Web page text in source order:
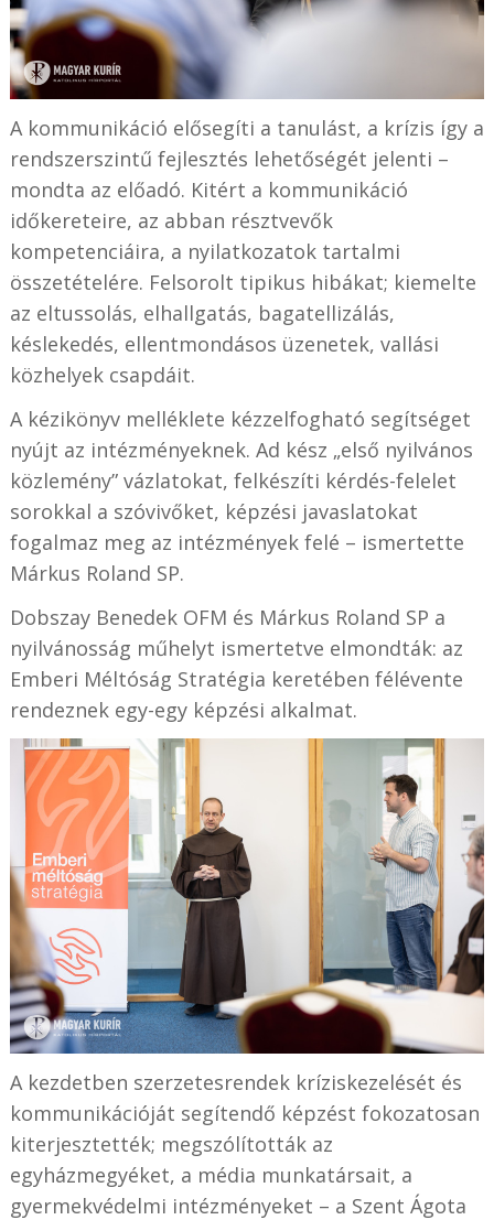
A kommunikáció elősegíti a tanulást, a krízis így a
rendszerszintű fejlesztés lehetőségét jelenti –
mondta az előadó. Kitért a kommunikáció
időkereteire, az abban résztvevők
kompetenciáira, a nyilatkozatok tartalmi
összetételére. Felsorolt tipikus hibákat; kiemelte
az eltussolás, elhallgatás, bagatellizálás,
késlekedés, ellentmondásos üzenetek, vallási
közhelyek csapdáit.
A kézikönyv melléklete kézzelfogható segítséget
nyújt az intézményeknek. Ad kész „első nyilvános
közlemény” vázlatokat, felkészíti kérdés-felelet
sorokkal a szóvivőket, képzési javaslatokat
fogalmaz meg az intézmények felé – ismertette
Márkus Roland SP.
Dobszay Benedek OFM és Márkus Roland SP a
nyilvánosság műhelyt ismertetve elmondták: az
Emberi Méltóság Stratégia keretében félévente
rendeznek egy-egy képzési alkalmat.
A kezdetben szerzetesrendek kríziskezelését és
kommunikációját segítendő képzést fokozatosan
kiterjesztették; megszólították az
egyházmegyéket, a média munkatársait, a
gyermekvédelmi intézményeket – a Szent Ágota